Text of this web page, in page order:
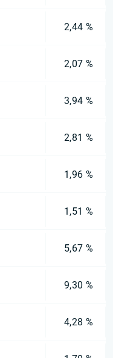
2,44 %
2,07 %
3,94 %
2,81 %
1,96 %
1,51 %
5,67 %
9,30 %
4,28 %